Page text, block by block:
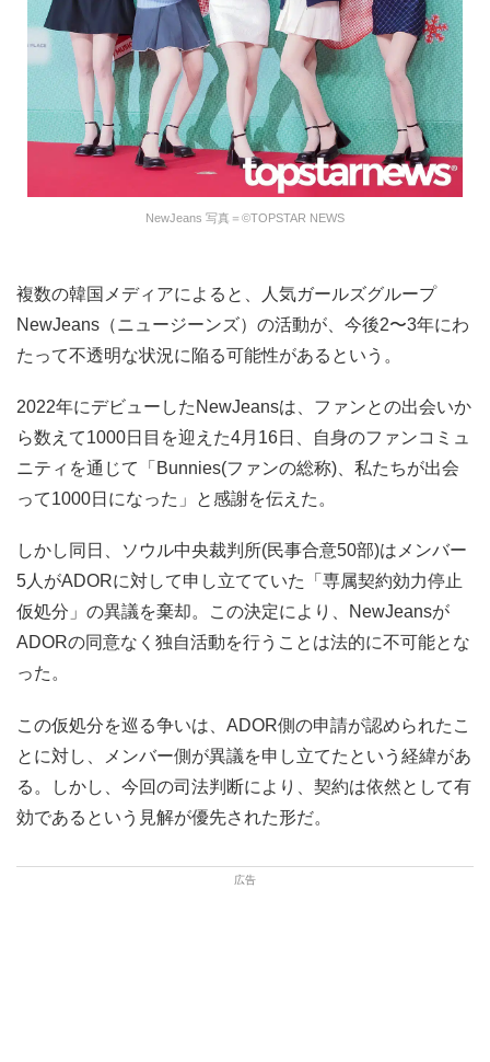
NewJeans 写真＝©TOPSTAR NEWS
複数の韓国メディアによると、人気ガールズグループ
NewJeans（ニュージーンズ）の活動が、今後2〜3年にわ
たって不透明な状況に陥る可能性があるという。
2022年にデビューしたNewJeansは、ファンとの出会いか
ら数えて1000日目を迎えた4月16日、自身のファンコミュ
ニティを通じて「Bunnies(ファンの総称)、私たちが出会
って1000日になった」と感謝を伝えた。
しかし同日、ソウル中央裁判所(民事合意50部)はメンバー
5人がADORに対して申し立てていた「専属契約効力停止
仮処分」の異議を棄却。この決定により、NewJeansが
ADORの同意なく独自活動を行うことは法的に不可能とな
った。
この仮処分を巡る争いは、ADOR側の申請が認められたこ
とに対し、メンバー側が異議を申し立てたという経緯があ
る。しかし、今回の司法判断により、契約は依然として有
効であるという見解が優先された形だ。